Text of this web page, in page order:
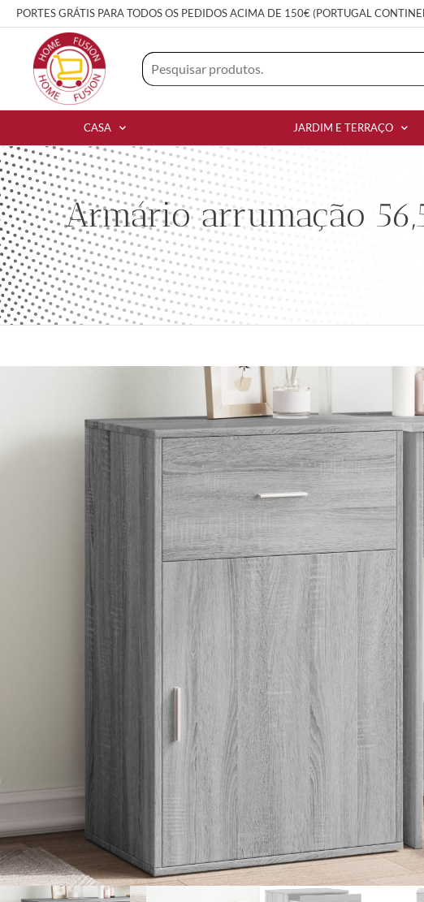
PORTES GRÁTIS PARA TODOS OS PEDIDOS ACIMA DE 150€ (PORTUGAL
CASA JARDIM E TERRAÇO
Armário arrumação